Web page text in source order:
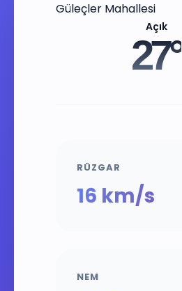
Güleçler Mahallesi
Açık
27°
RÜZGAR
16 km/s
NEM